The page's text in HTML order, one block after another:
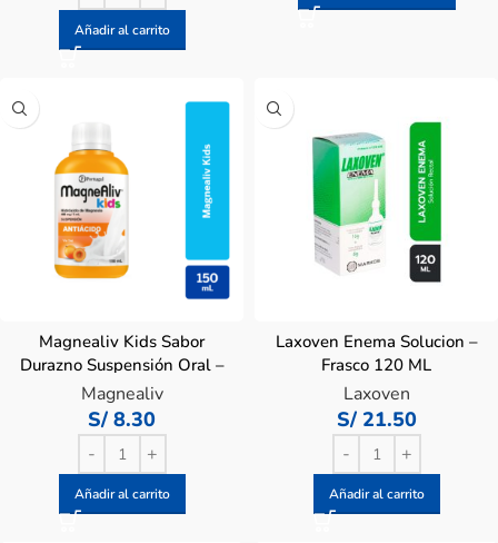
Añadir al carrito
Magnealiv Kids Sabor
Durazno Suspensión Oral –
Frasco 150 ML
Magnealiv
S/ 8.30
Añadir al carrito
Laxoven Enema Solucion –
Frasco 120 ML
Laxoven
S/21.50
Añadir al carrito